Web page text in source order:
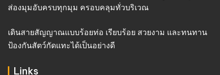
ส่องมุมอับครบทุกมุม ครอบคลุมทั่วบริเวณ
เดินสายสัญญาณแบบร้อยท่อ เรียบร้อย สวยงาม และทนทาน
ป้องกันสัตว์กัดแทะได้เป็นอย่างดี
Links